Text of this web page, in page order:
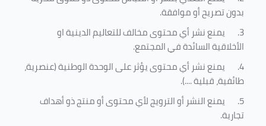
بدون تصريح أو موافقة.
3.
يمنع نشر أي محتوى مخالف للتعاليم الدينية او
الأخلاقية السائدة في المجتمع.
4.
يمنع نشر أي محتوى يؤثر على الوحدة الوطنية (عنصرية،
طائفية، قبلية ....).
5.
يمنع النشر أو الترويج لأي محتوى أو منتج ذو أهداف
تجارية.